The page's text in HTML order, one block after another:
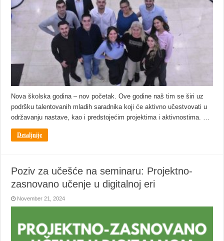
Nova školska godina – nov početak. Ove godine naš tim se širi uz
podršku talentovanih mladih saradnika koji će aktivno učestvovati u
održavanju nastave, kao i predstojećim projektima i aktivnostima. …
Detaljnije
Poziv za učešće na seminaru: Projektno-
zasnovano učenje u digitalnoj eri
November 21, 2024